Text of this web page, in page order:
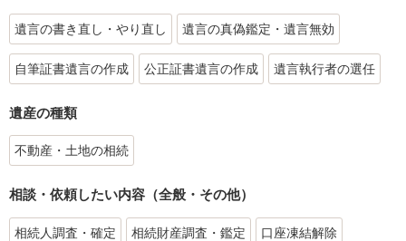
遺言の書き直し・やり直し 遺言の真偽鑑定・遺言無効
自筆証書遺言の作成 公正証書遺言の作成 遺言執行者の選任
遺産の種類
不動産・土地の相続
相談・依頼したい内容（全般・その他）
相続人調査・確定 相続財産調査・鑑定 口座凍結解除